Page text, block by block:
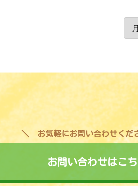
お気軽にお問い合わせくだ
お問い合わせはこ